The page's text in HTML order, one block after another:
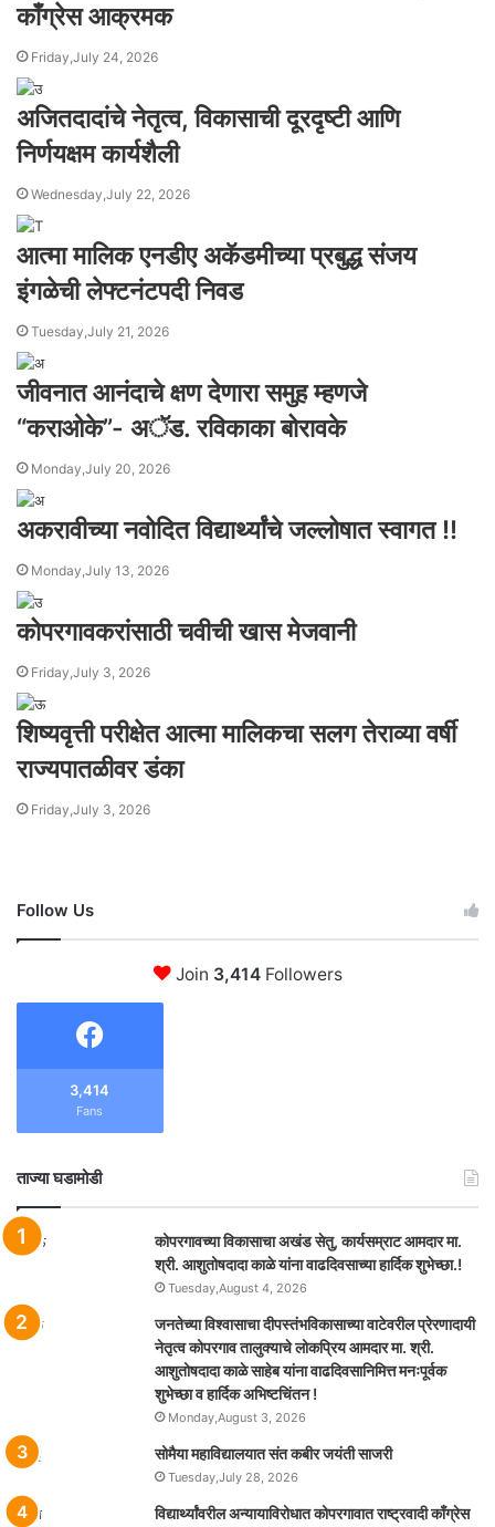
काँग्रेस आक्रमक
Friday,July 24, 2026
अजितदादांचे नेतृत्व, विकासाची दूरदृष्टी आणि
निर्णयक्षम कार्यशैली
Wednesday,July 22, 2026
आत्मा मालिक एनडीए अकॅडमीच्या प्रबुद्ध संजय
इंगळेची लेफ्टनंटपदी निवड
Tuesday,July 21, 2026
जीवनात आनंदाचे क्षण देणारा समुह म्हणजे
“कराओके”- अॅड. रविकाका बोरावके
Monday,July 20, 2026
अकरावीच्या नवोदित विद्यार्थ्यांचे जल्लोषात स्वागत !!
Monday,July 13, 2026
कोपरगावकरांसाठी चवीची खास मेजवानी
Friday,July 3, 2026
शिष्यवृत्ती परीक्षेत आत्मा मालिकचा सलग तेराव्या वर्षी
राज्यपातळीवर डंका
Friday,July 3, 2026
Follow Us
Join 3,414Followers
3,414
Fans
ताज्या घडामोडी
कोपरगावच्या विकासाचा अखंड सेतु, कार्यसम्राट आमदार मा.
श्री. आशुतोषदादा काळे यांना वाढदिवसाच्या हार्दिक शुभेच्छा.!
Tuesday,August 4, 2026
जनतेच्या विश्वासाचा दीपस्तंभविकासाच्या वाटेवरील प्रेरणादायी
नेतृत्व कोपरगाव तालुक्याचे लोकप्रिय आमदार मा. श्री.
आशुतोषदादा काळे साहेब यांना वाढदिवसानिमित्त मनःपूर्वक
शुभेच्छा व हार्दिक अभिष्टचिंतन !
Monday,August 3, 2026
सोमैया महाविद्यालयात संत कबीर जयंती साजरी
Tuesday,July 28, 2026
विद्यार्थ्यांवरील अन्यायाविरोधात कोपरगावात राष्ट्रवादी काँग्रेस